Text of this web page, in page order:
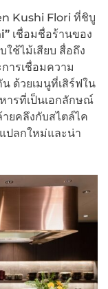
Kushi Flori ที่ชิบู
เชื่อมชื่อร้านของ
ใช้ไม้เสียบ สื่อถึง
ารเชื่อมความ
ด้วยเมนูที่เสิร์ฟใน
ารที่เป็นเอกลักษณ์
ยคลึงกับสไตล์ไค
ปลกใหม่และน่า